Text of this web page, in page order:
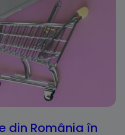
din România în